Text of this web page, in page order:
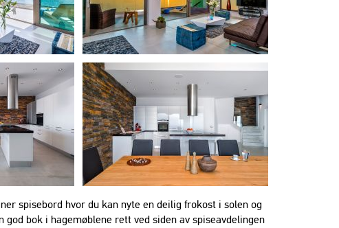
spisebord hvor du kan nyte en deilig frokost i solen og
bok i hagemøblene rett ved siden av spiseavdelingen